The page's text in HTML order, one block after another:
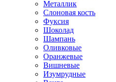
Металлик
Слоновая кость
Фуксия
Шоколад
Шампань
Оливковые
Оранжевые
Вишневые
Изумрудные